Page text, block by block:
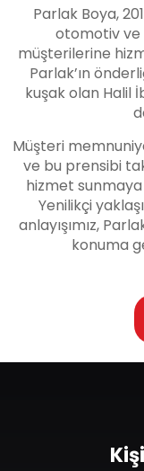
Parlak Boya,
otomotiv ve
müşterilerine
Parlak’ın
kuşak olan Halil
Müşteri
ve bu prensibi
hizmet sunmaya
Yenilikçi
anlayışımız,
konuma